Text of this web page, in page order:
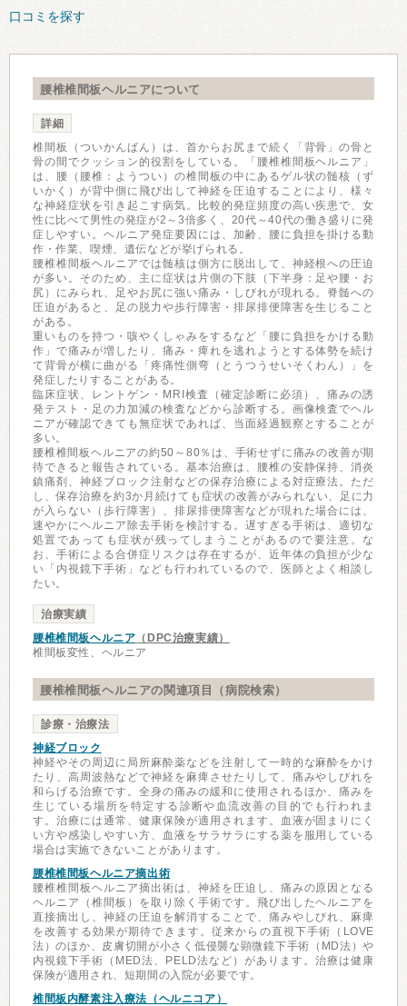
口コミを探す
腰椎椎間板ヘルニアについて
詳細
椎間板（ついかんばん）は、首からお尻まで続く「背骨」の骨と
骨の間でクッション的役割をしている。「腰椎椎間板ヘルニア」
は、腰（腰椎：ようつい）の椎間板の中にあるゲル状の髄核（ず
いかく）が背中側に飛び出して神経を圧迫することにより、様々
な神経症状を引き起こす病気。比較的発症頻度の高い疾患で、女
性に比べて男性の発症が2～3倍多く、20代～40代の働き盛りに発
症しやすい。ヘルニア発症要因には、加齢、腰に負担を掛ける動
作・作業、喫煙、遺伝などが挙げられる。
腰椎椎間板ヘルニアでは髄核は側方に脱出して、神経根への圧迫
が多い。そのため、主に症状は片側の下肢（下半身：足や腰・お
尻）にみられ、足やお尻に強い痛み・しびれが現れる。脊髄への
圧迫があると、足の脱力や歩行障害・排尿排便障害を生じること
がある。
重いものを持つ・咳やくしゃみをするなど「腰に負担をかける動
作」で痛みが増したり、痛み・痺れを逃れようとする体勢を続け
て背骨が横に曲がる「疼痛性側弯（とうつうせいそくわん）」を
発症したりすることがある。
臨床症状、レントゲン・MRI検査（確定診断に必須）、痛みの誘
発テスト・足の力加減の検査などから診断する。画像検査でヘル
ニアが確認できても無症状であれば、当面経過観察とすることが
多い。
腰椎椎間板ヘルニアの約50～80％は、手術せずに痛みの改善が期
待できると報告されている。基本治療は、腰椎の安静保持、消炎
鎮痛剤、神経ブロック注射などの保存治療による対症療法。ただ
し、保存治療を約3か月続けても症状の改善がみられない、足に力
が入らない（歩行障害）、排尿排便障害などが現れた場合には、
速やかにヘルニア除去手術を検討する。遅すぎる手術は、適切な
処置であっても症状が残ってしまうことがあるので要注意。な
お、手術による合併症リスクは存在するが、近年体の負担が少な
い「内視鏡下手術」なども行われているので、医師とよく相談し
たい。
治療実績
腰椎椎間板ヘルニア （DPC治療実績）
椎間板変性、ヘルニア
腰椎椎間板ヘルニアの関連項目（病院検索）
診療・治療法
神経ブロック
神経やその周辺に局所麻酔薬などを注射して一時的な麻酔をかけ
たり、高周波熱などで神経を麻痺させたりして、痛みやしびれを
和らげる治療です。全身の痛みの緩和に使用されるほか、痛みを
生じている場所を特定する診断や血流改善の目的でも行われま
す。治療には通常、健康保険が適用されます。血液が固まりにく
い方や感染しやすい方、血液をサラサラにする薬を服用している
場合は実施できないことがあります。
腰椎椎間板ヘルニア摘出術
腰椎椎間板ヘルニア摘出術は、神経を圧迫し、痛みの原因となる
ヘルニア（椎間板）を取り除く手術です。飛び出したヘルニアを
直接摘出し、神経の圧迫を解消することで、痛みやしびれ、麻痺
を改善する効果が期待できます。従来からの直視下手術（LOVE
法）のほか、皮膚切開が小さく低侵襲な顕微鏡下手術（MD法）や
内視鏡下手術（MED法、PELD法など）があります。治療は健康
保険が適用され、短期間の入院が必要です。
椎間板内酵素注入療法（ヘルニコア）